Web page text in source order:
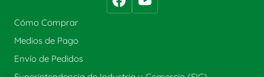
Cómo Comprar
Medios de Pago
Envío de Pedidos